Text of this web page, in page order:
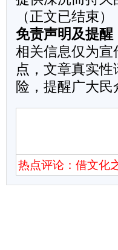
（正文已结束）
免责声明及提醒
相关信息仅为
点，文章真实
险，提醒广大民
热点评论：借文化